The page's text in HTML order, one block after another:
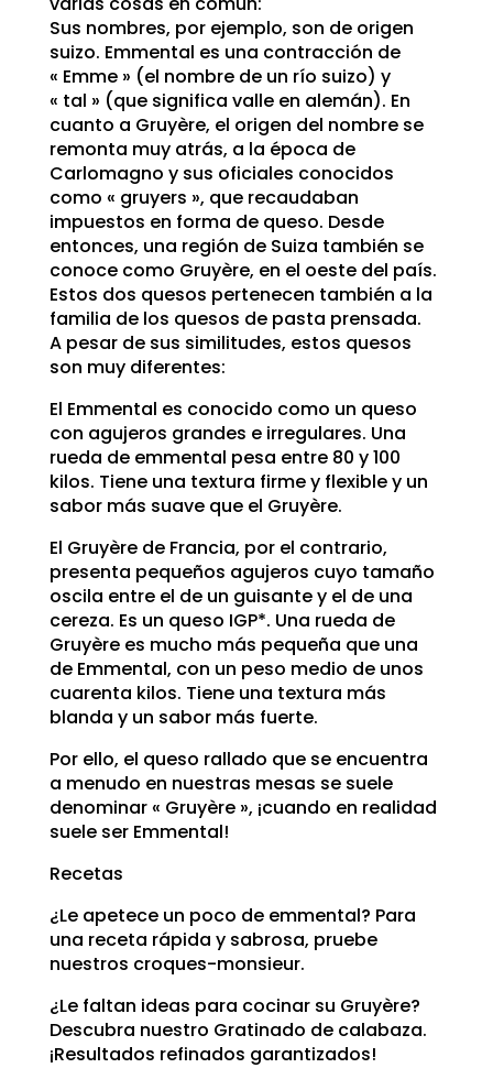
Sus nombres, por ejemplo, son de origen
suizo. Emmental es una contracción de
« Emme » (el nombre de un río suizo) y
« tal » (que significa valle en alemán). En
cuanto a Gruyère, el origen del nombre se
remonta muy atrás, a la época de
Carlomagno y sus oficiales conocidos
como « gruyers », que recaudaban
impuestos en forma de queso. Desde
entonces, una región de Suiza también se
conoce como Gruyère, en el oeste del país.
Estos dos quesos pertenecen también a la
familia de los quesos de pasta prensada.
A pesar de sus similitudes, estos quesos
son muy diferentes:
El Emmental es conocido como un queso
con agujeros grandes e irregulares. Una
rueda de emmental pesa entre 80 y 100
kilos. Tiene una textura firme y flexible y un
sabor más suave que el Gruyère.
El Gruyère de Francia, por el contrario,
presenta pequeños agujeros cuyo tamaño
oscila entre el de un guisante y el de una
cereza. Es un queso IGP*. Una rueda de
Gruyère es mucho más pequeña que una
de Emmental, con un peso medio de unos
cuarenta kilos. Tiene una textura más
blanda y un sabor más fuerte.
Por ello, el queso rallado que se encuentra
a menudo en nuestras mesas se suele
denominar « Gruyère », ¡cuando en realidad
suele ser Emmental!
Recetas
¿Le apetece un poco de emmental? Para
una receta rápida y sabrosa, pruebe
nuestros croques-monsieur.
¿Le faltan ideas para cocinar su Gruyère?
Descubra nuestro Gratinado de calabaza.
¡Resultados refinados garantizados!